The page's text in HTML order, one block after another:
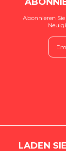
Abonnieren
LADEN